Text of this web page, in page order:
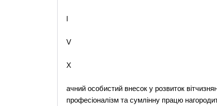
l
V
X
ачний особистий внесок у розвиток
професіоналізм та сумлінну працю